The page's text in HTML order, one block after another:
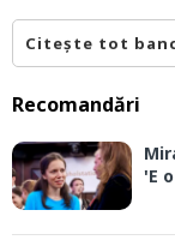
Citește tot
Recomandări
'E